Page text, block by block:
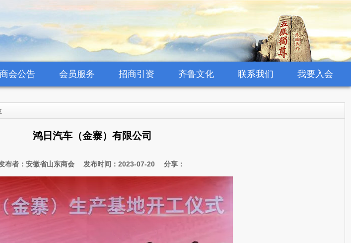
商会公告 会员服务 招商引资 齐鲁文化 联系我们 我要入会
鸿日汽车（金寨）有限公司
布者：安徽省山东商会 发布时间：2023-07-20 分享：